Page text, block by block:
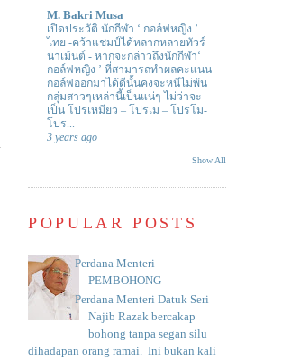
M. Bakri Musa
เปิดประวัติ นักกีฬา ‘ กอล์ฟหญิง ’
ไทย -คว้าแชมป์ได้หลากหลายทัวร์
นาเม้นต์ - หากจะกล่าวถึงนักกีฬา‘
กอล์ฟหญิง ’ ที่สามารถทำผลคะแนน
กอล์ฟออกมาได้ดีนั้นคงจะหนีไม่พ้น
กลุ่มสาวๆเหล่านี้เป็นแน่ๆ ไม่ว่าจะ
เป็น โปรเหมียว – โปรเม – โปรโม-
โปร...
3 years ago
Show All
POPULAR POSTS
Perdana Menteri
PEMBOHONG
Perdana Menteri Datuk Seri
Najib Razak bercakap
bohong tanpa segan silu
dihadapan orang ramai. Ini bukan kali